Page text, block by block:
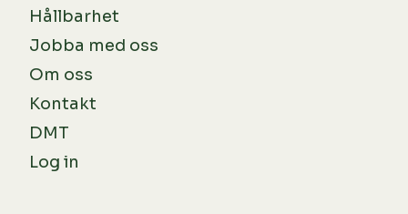
Hållbarhet
Jobba med oss
Om oss
Kontakt
DMT
Log in